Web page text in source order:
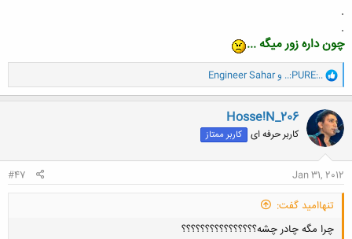
کلیک کنید تا باز شود...
.
.
چون داره زور میگه ...
ا
ک
ن
ش
ه
ا
..:PURE:.. وEngineer Sahar
Hosse!N_206
کاربر حرفه ای کاربر ممتاز
Jan 31, 2012
#47
تنهاامید گفت:
چرا مگه چادر چشه؟؟؟؟؟؟؟؟؟؟؟؟؟؟؟؟